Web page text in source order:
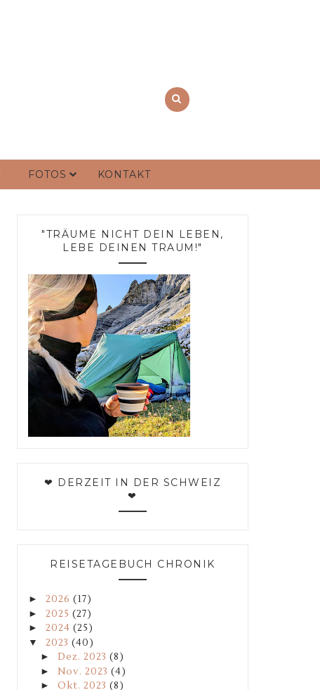
FOTOS KONTAKT
"TRÄUME NICHT DEIN LEBEN,
LEBE DEINEN TRAUM!"
❤ DERZEIT IN DER SCHWEIZ
❤
REISETAGEBUCH CHRONIK
► 2026 (17)
► 2025 (27)
► 2024 (25)
▼ 2023 (40)
► Dez. 2023 (8)
► Nov. 2023 (4)
► Okt. 2023 (8)